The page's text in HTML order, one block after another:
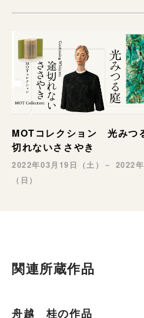
MOTコレクション 光みつ
切れないささやき
2022年03月19日（土）－ 2022
（日）
関連所蔵作品
舟越 桂の作品